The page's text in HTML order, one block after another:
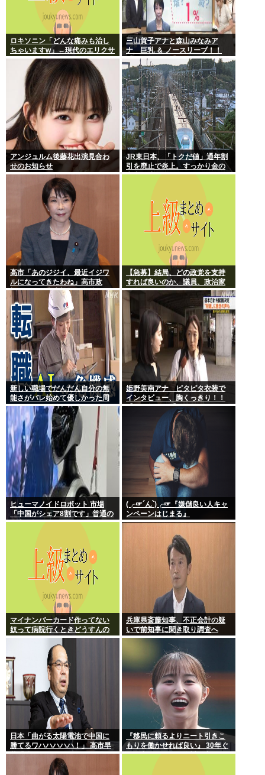
ロキソニン「どんな痛みも治し
ちゃいますw」←現代のエリクサ
ーやろ…
三山賀子アナと森山みなみア
ナ 巨乳 ＆ ノースリーブ！！
【GIF動画あり】
アンジュルム後藤花出演見合わ
せのお知らせ
JR東日本、「トクだ値」通年割
引を廃止で炎上。すっかり金の
亡者と成り下がったな
高市「あのジジイ、最近イジワ
ルになってきたわね」高市政
権、ついに麻生切り！嫌儲はど
っちにつくの
【急募】結局、どの政党を支持
すれば良いのか、議員、政治家
は全員悪か
新しい職場でだんだん自分の無
能さがバレ始めて優しかった周
りの人たちが徐々に冷たくなっ
ていく時ってゾクゾクするよな
姫野美南アナ ピタピタ衣装で
インタビュー、胸くっきり！！
【GIF動画あり】
ヒューマノイドロボット 市場
「中国がシェア8割です」普通の
日本人怒りのフェイクニュース
(╭☞´ん`)╭☞『嫌儲良い人キャ
ンペーンはじまる』
マイナンバーカード作ってない
奴って病院行くときどうすんの
兵庫県斎藤知事、不正会計の疑
いで前知事に聞き取り調査へ
日本「曲がる太陽電池で中国に
勝てるワハハハハハ！」 高市早
苗「勝てる！ ガハハハハハ
『移民に頼るよりニート引きこ
もりを働かせれば良い』 30年ぐ
らい言ってるけど絶対に実現し